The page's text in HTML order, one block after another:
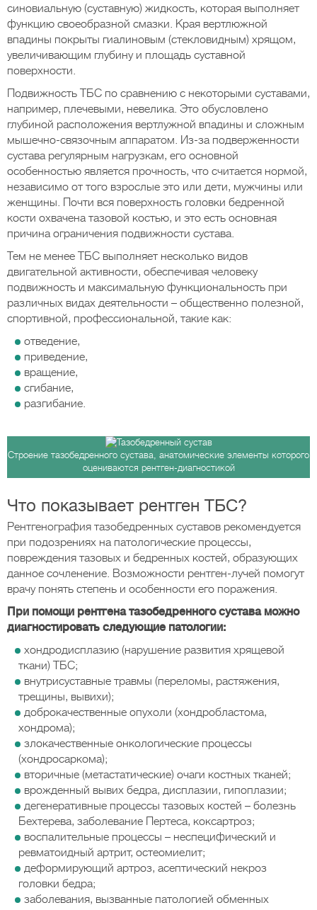
синовиальную (суставную) жидкость, которая выполняет
функцию своеобразной смазки. Края вертлюжной
впадины покрыты гиалиновым (стекловидным) хрящом,
увеличивающим глубину и площадь суставной
поверхности.
Подвижность ТБС по сравнению с некоторыми суставами,
например, плечевыми, невелика. Это обусловлено
глубиной расположения вертлужной впадины и сложным
мышечно-связочным аппаратом. Из-за подверженности
сустава регулярным нагрузкам, его основной
особенностью является прочность, что считается нормой,
независимо от того взрослые это или дети, мужчины или
женщины. Почти вся поверхность головки бедренной
кости охвачена тазовой костью, и это есть основная
причина ограничения подвижности сустава.
Тем не менее ТБС выполняет несколько видов
двигательной активности, обеспечивая человеку
подвижность и максимальную функциональность при
различных видах деятельности – общественно полезной,
спортивной, профессиональной, такие как:
отведение,
приведение,
вращение,
сгибание,
разгибание.
Строение тазобедренного сустава, анатомические элементы которого
оцениваются рентген-диагностикой
Что показывает рентген ТБС?
Рентгенография тазобедренных суставов рекомендуется
при подозрениях на патологические процессы,
повреждения тазовых и бедренных костей, образующих
данное сочленение. Возможности рентген-лучей помогут
врачу понять степень и особенности его поражения.
При помощи рентгена тазобедренного сустава можно
диагностировать следующие патологии:
хондродисплазию (нарушение развития хрящевой
ткани) ТБС;
внутрисуставные травмы (переломы, растяжения,
трещины, вывихи);
доброкачественные опухоли (хондробластома,
хондрома);
злокачественные онкологические процессы
(хондросаркома);
вторичные (метастатические) очаги костных тканей;
врожденный вывих бедра, дисплазии, гипоплазии;
дегенеративные процессы тазовых костей – болезнь
Бехтерева, заболевание Пертеса, коксартроз;
воспалительные процессы – неспецифический и
ревматоидный артрит, остеомиелит;
деформирующий артроз, асептический некроз
головки бедра;
заболевания, вызванные патологией обменных